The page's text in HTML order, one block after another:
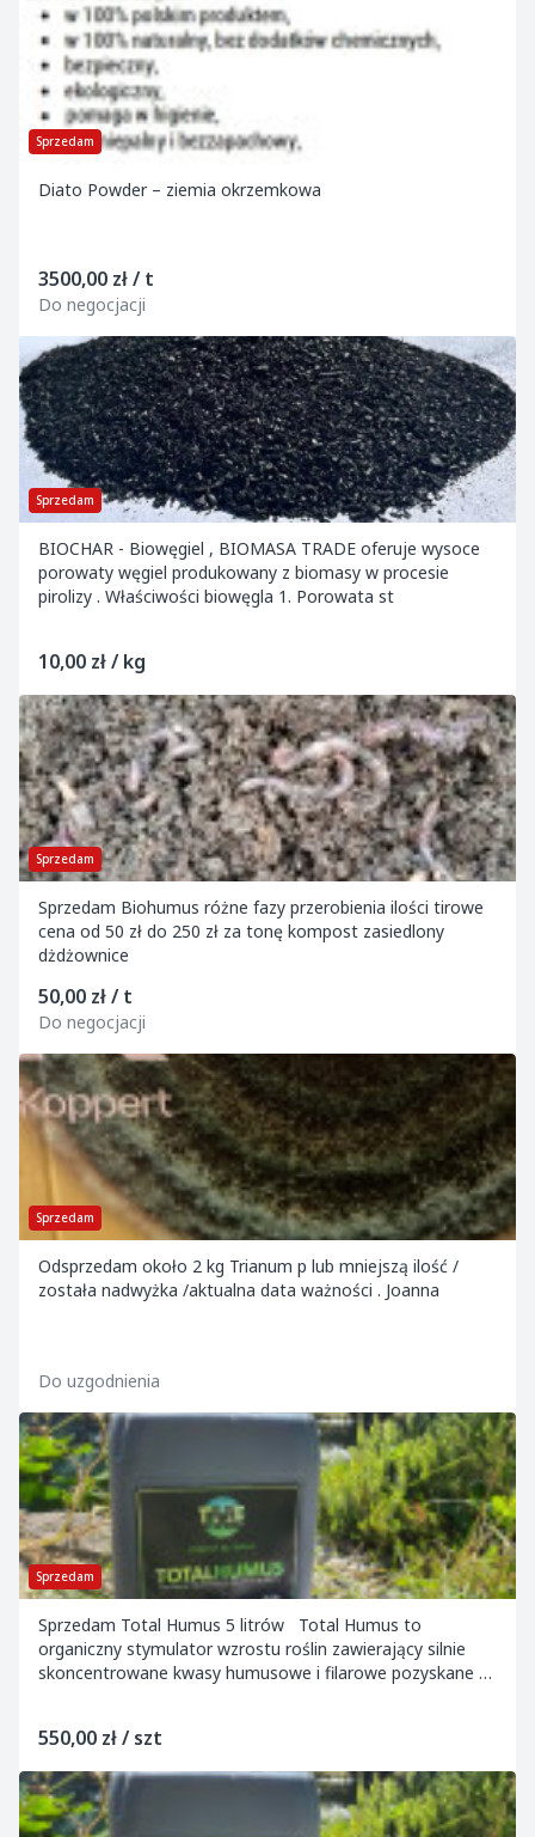
Sprzedam
Diato Powder – ziemia okrzemkowa
3500,00 zł / t
Do negocjacji
Sprzedam
BIOCHAR - Biowęgiel , BIOMASA TRADE oferuje wysoce
porowaty węgiel produkowany z biomasy w procesie
pirolizy . Właściwości biowęgla 1. Porowata st
10,00 zł / kg
Sprzedam
Sprzedam Biohumus różne fazy przerobienia ilości tirowe
cena od 50 zł do 250 zł za tonę kompost zasiedlony
dżdżownice
50,00 zł / t
Do negocjacji
Sprzedam
Odsprzedam około 2 kg Trianum p lub mniejszą ilość /
została nadwyżka /aktualna data ważności . Joanna
Do uzgodnienia
Sprzedam
Sprzedam Total Humus 5 litrów Total Humus to
organiczny stymulator wzrostu roślin zawierający silnie
skoncentrowane kwasy humusowe i filarowe pozyskane z
550,00 zł / szt